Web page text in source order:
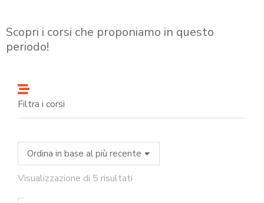
Scopri i corsi che proponiamo in questo
periodo!
Filtra i corsi
Visualizzazione di 5 risultati